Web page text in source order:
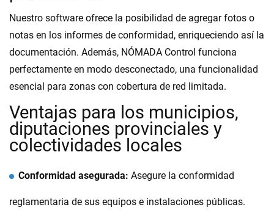
Nuestro software ofrece la posibilidad de agregar fotos o
notas en los informes de conformidad, enriqueciendo así la
documentación. Además, NÓMADA Control funciona
perfectamente en modo desconectado, una funcionalidad
esencial para zonas con cobertura de red limitada.
Ventajas para los municipios,
diputaciones provinciales y
colectividades locales
Conformidad asegurada: Asegure la conformidad
reglamentaria de sus equipos e instalaciones públicas.